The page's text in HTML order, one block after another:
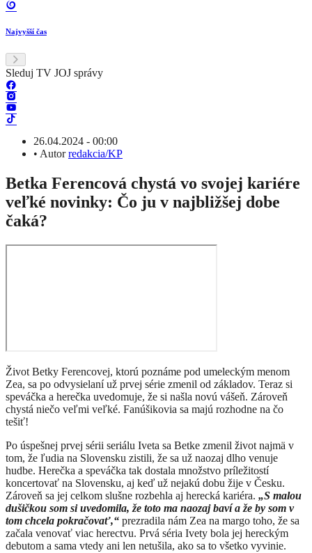
Najvyšší čas
Sleduj TV JOJ správy
26.04.2024 - 00:00
• Autorredakcia/KP
Betka Ferencová chystá vo svojej kariére
veľké novinky: Čo ju v najbližšej dobe
čaká?
Život Betky Ferencovej, ktorú poznáme pod umeleckým menom
Zea, sa po odvysielaní už prvej série zmenil od základov. Teraz si
speváčka a herečka uvedomuje, že si našla novú vášeň. Zároveň
chystá niečo veľmi veľké. Fanúšikovia sa majú rozhodne na čo
tešiť!
Po úspešnej prvej sérii seriálu Iveta sa Betke zmenil život najmä v
tom, že ľudia na Slovensku zistili, že sa už naozaj dlho venuje
hudbe. Herečka a speváčka tak dostala množstvo príležitostí
koncertovať na Slovensku, aj keď už nejakú dobu žije v Česku.
Zároveň sa jej celkom slušne rozbehla aj herecká kariéra. „S malou
dušičkou som si uvedomila, že toto ma naozaj baví a že by som v
tom chcela pokračovať,“ prezradila nám Zea na margo toho, že sa
začala venovať viac herectvu. Prvá séria Ivety bola jej hereckým
debutom a sama vtedy ani len netušila, ako sa to všetko vyvinie.